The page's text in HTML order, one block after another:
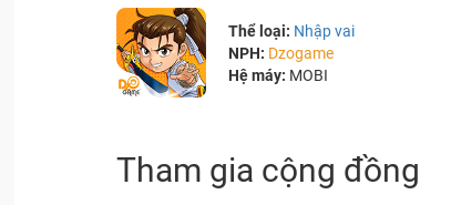
Thể loại: Nhập vai
NPH: Dzogame
Hệ máy: MOBI
Tham gia cộng đồng